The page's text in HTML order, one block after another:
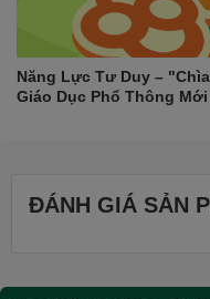
Năng Lực Tư Duy –
Giáo Dục Phổ Thông Mới
ĐÁNH GIÁ SẢN